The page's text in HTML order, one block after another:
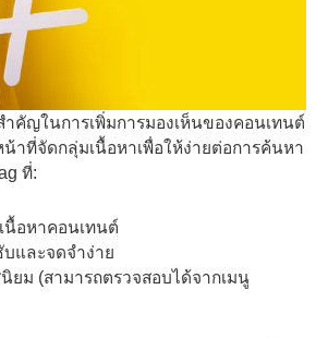
คัญในการเพิ่มการมองเห็นของคอนเทนต์
าที่จัดกลุ่มเนื้อหาเพื่อให้ง่ายต่อการค้นหา
ที่:
นื้อหาคอนเทนต์
และจดจำง่าย
ยม (สามารถตรวจสอบได้จากเมนู